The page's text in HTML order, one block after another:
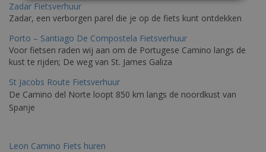
Zadar Fietsverhuur
Zadar, een verborgen parel die je op de fiets kunt ontdekken
Porto – Santiago De Compostela Fietsverhuur
Voor fietsen raden wij aan om de Portugese Camino langs de
kust te rijden; De weg van St. James Galiza
St Jacobs Route Fietsverhuur
De Camino del Norte loopt 850 km langs de noordkust van
Spanje
Leon Camino Fiets huren